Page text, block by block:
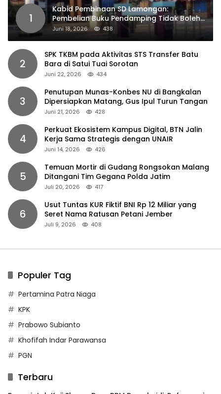
1
Kabid Pembinaan SD Lamongan:
Pembelian Buku Pendamping Tidak Boleh
Dipaksakan
Juni 18, 2026 438
2
SPK TKBM pada Aktivitas STS Transfer Batu
Bara di Satui Tuai Sorotan
Juni 22, 2026 434
3
Penutupan Munas-Konbes NU di Bangkalan
Dipersiapkan Matang, Gus Ipul Turun Tangan
Juni 21, 2026 428
4
Perkuat Ekosistem Kampus Digital, BTN Jalin
Kerja Sama Strategis dengan UNAIR
Juni 14, 2026 426
5
Temuan Mortir di Gudang Rongsokan Malang
Ditangani Tim Gegana Polda Jatim
Juli 20, 2026 417
6
Usut Tuntas KUR Fiktif BNI Rp 12 Miliar yang
Seret Nama Ratusan Petani Jember
Juli 9, 2026 408
Populer Tag
Pertamina Patra Niaga
KPK
Prabowo Subianto
Khofifah Indar Parawansa
PGN
Terbaru